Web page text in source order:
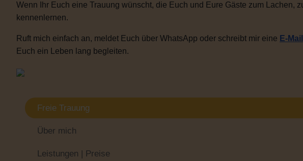
Freie Trauung
Über mich
Leistungen | Preise
Wenn Ihr Euch eine Trauung wünscht, die Euch und Eure Gäste zum
kennenlernen.
Ruft mich einfach an, meldet Euch über WhatsApp oder schreibt mir eine E-Mail
Euch ein Leben lang begleiten.